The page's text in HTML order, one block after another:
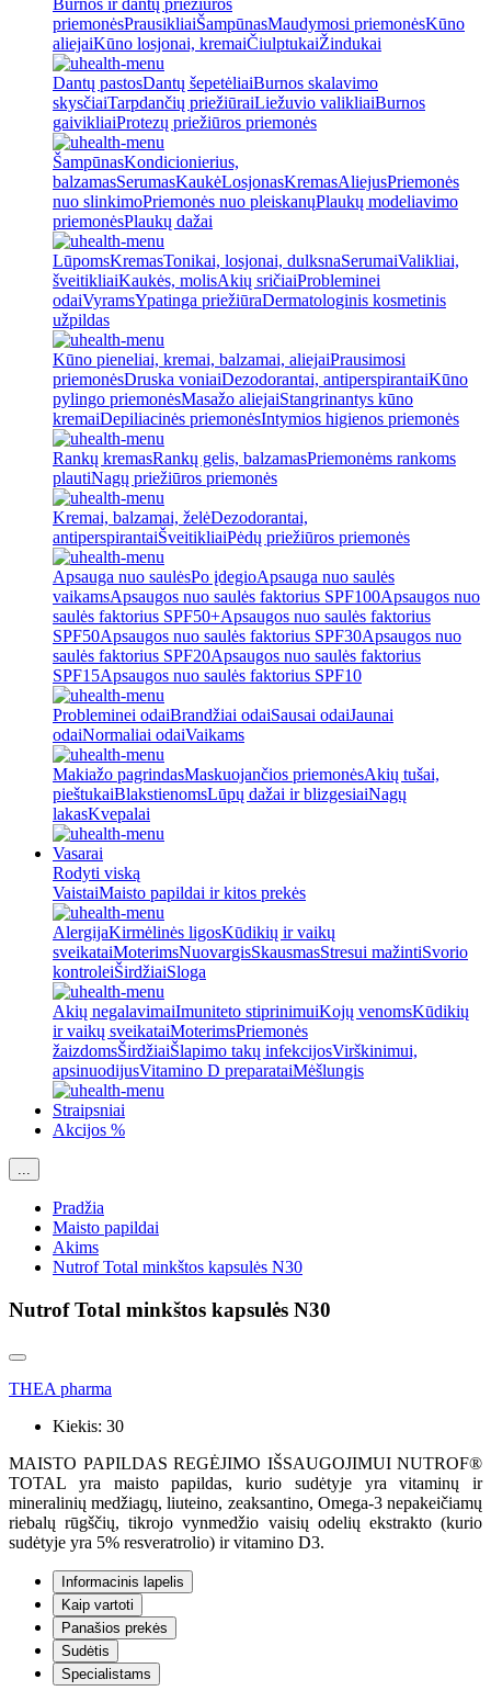
Burnos ir dantų priežiūros
priemonėsPrausikliaiŠampūnasMaudymosi priemonėsKūno
aliejaiKūno losjonai, kremaiČiulptukaiŽindukai
Dantų pastosDantų šepetėliaiBurnos skalavimo
skysčiaiTarpdančių priežiūraiLiežuvio valikliaiBurnos
gaivikliaiProtezų priežiūros priemonės
ŠampūnasKondicionierius,
balzamasSerumasKaukėLosjonasKremasAliejusPriemonės
nuo slinkimoPriemonės nuo pleiskanųPlaukų modeliavimo
priemonėsPlaukų dažai
LūpomsKremasTonikai, losjonai, dulksnaSerumaiValikliai,
šveitikliaiKaukės, molisAkių sričiaiProbleminei
odaiVyramsYpatinga priežiūraDermatologinis kosmetinis
užpildas
Kūno pieneliai, kremai, balzamai, aliejaiPrausimosi
priemonėsDruska voniaiDezodorantai, antiperspirantaiKūno
pylingo priemonėsMasažo aliejaiStangrinantys kūno
kremaiDepiliacinės priemonėsIntymios higienos priemonės
Rankų kremasRankų gelis, balzamasPriemonėms rankoms
plautiNagų priežiūros priemonės
Kremai, balzamai, želėDezodorantai,
antiperspirantaiŠveitikliaiPėdų priežiūros priemonės
Apsauga nuo saulėsPo įdegioApsauga nuo saulės
vaikamsApsaugos nuo saulės faktorius SPF100Apsaugos nuo
saulės faktorius SPF50+Apsaugos nuo saulės faktorius
SPF50Apsaugos nuo saulės faktorius SPF30Apsaugos nuo
saulės faktorius SPF20Apsaugos nuo saulės faktorius
SPF15Apsaugos nuo saulės faktorius SPF10
Probleminei odaiBrandžiai odaiSausai odaiJaunai
odaiNormaliai odaiVaikams
Makiažo pagrindasMaskuojančios priemonėsAkių tušai,
pieštukaiBlakstienomsLūpų dažai ir blizgesiaiNagų
lakasKvepalai
Vasarai
Rodyti viską
VaistaiMaisto papildai ir kitos prekės
AlergijaKirmėlinės ligosKūdikių ir vaikų
sveikataiMoterimsNuovargisSkausmasStresui mažintiSvorio
kontroleiŠirdžiaiSloga
Akių negalavimaiImuniteto stiprinimuiKojų venomsKūdikių
ir vaikų sveikataiMoterimsPriemonės
žaizdomsŠirdžiaiŠlapimo takų infekcijosVirškinimui,
apsinuodijusVitamino D preparataiMėšlungis
Straipsniai
Akcijos %
...
Pradžia
Maisto papildai
Akims
Nutrof Total minkštos kapsulės N30
Nutrof Total minkštos kapsulės N30
THEA pharma
Kiekis: 30
MAISTO PAPILDAS REGĖJIMO IŠSAUGOJIMUI NUTROF®
TOTAL yra maisto papildas, kurio sudėtyje yra vitaminų ir
mineralinių medžiagų, liuteino, zeaksantino, Omega-3 nepakeičiamų
riebalų rūgščių, tikrojo vynmedžio vaisių odelių ekstrakto (kurio
sudėtyje yra 5% resveratrolio) ir vitamino D3.
Informacinis lapelis
Kaip vartoti
Panašios prekės
Sudėtis
Specialistams